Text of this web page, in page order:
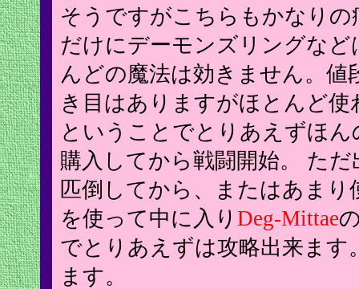
そうですがこちらもかなり
だけにデーモンズリングな
んどの魔法は効きません。値
き目はありますがほとんど
ということでとりあえずほ
購入してから戦闘開始。 た
匹倒してから、またはあま
を使って中に入り Deg-Mittae
でとりあえずは攻略出来ます
ます。